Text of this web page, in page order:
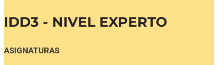
IDD3 - NIVEL EXPERTO
ASIGNATURAS